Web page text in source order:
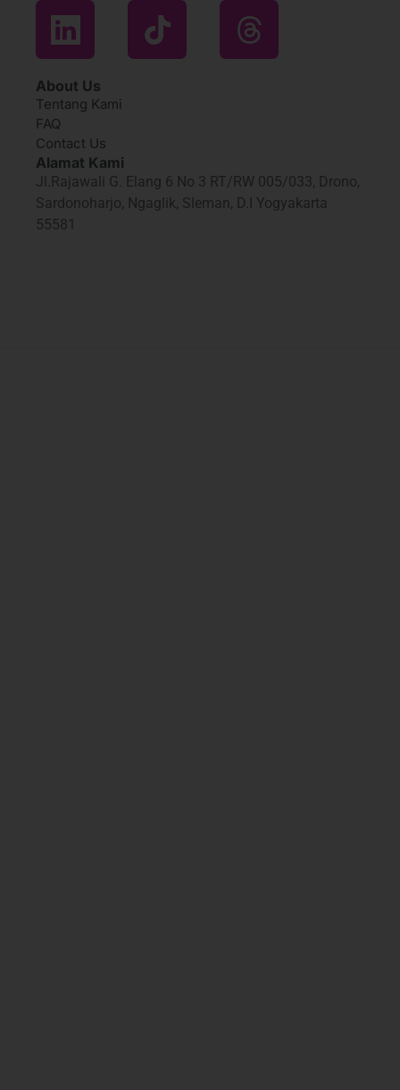
About Us
Tentang Kami
FAQ
Contact Us
Alamat Kami
Jl.Rajawali G. Elang 6 No 3 RT/RW 005/033, Drono,
Sardonoharjo, Ngaglik, Sleman, D.I Yogyakarta
55581